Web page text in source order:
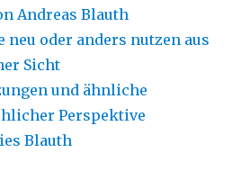
Andreas Blauth
neu oder anders nutzen aus
Sicht
und ähnliche
Perspektive
Blauth